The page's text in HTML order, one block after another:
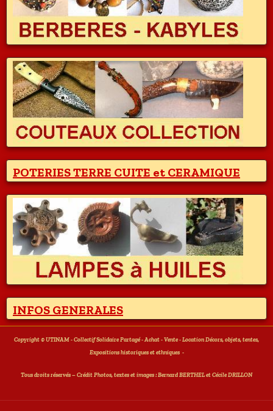
POTERIES TERRE CUITE et CERAMIQUE
INFOS GENERALES
Copyright © UTINAM - Collectif Solidaire Partagé - Achat - Vente - Location Décors, objets, tentes,
Expositions historiques et ethniques -
Tous droits réservés – Crédit Photos, textes et images : Bernard BERTHEL et Cécile DRILLON